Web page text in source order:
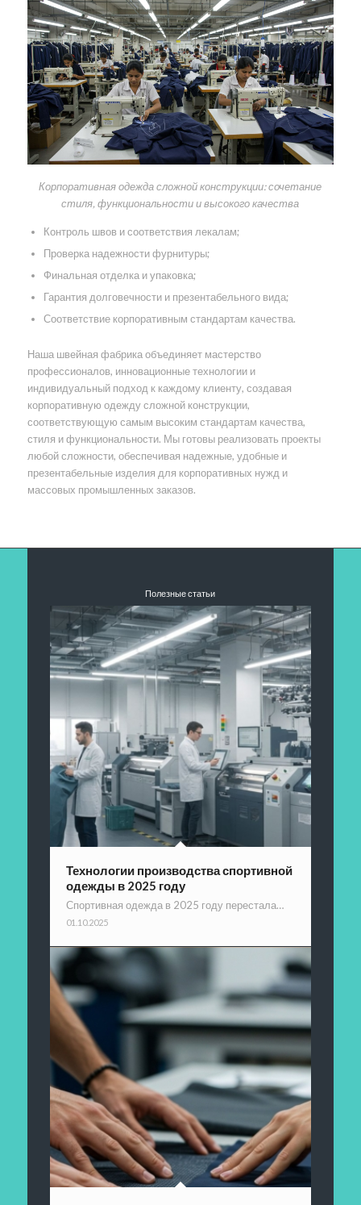
Корпоративная одежда сложной конструкции: сочетание
стиля, функциональности и высокого качества
Контроль швов и соответствия лекалам;
Проверка надежности фурнитуры;
Финальная отделка и упаковка;
Гарантия долговечности и презентабельного вида;
Соответствие корпоративным стандартам качества.
Наша швейная фабрика объединяет мастерство
профессионалов, инновационные технологии и
индивидуальный подход к каждому клиенту, создавая
корпоративную одежду сложной конструкции,
соответствующую самым высоким стандартам качества,
стиля и функциональности. Мы готовы реализовать проекты
любой сложности, обеспечивая надежные, удобные и
презентабельные изделия для корпоративных нужд и
массовых промышленных заказов.
Полезные статьи
Технологии производства спортивной
одежды в 2025 году
Спортивная одежда в 2025 году перестала…
01.10.2025